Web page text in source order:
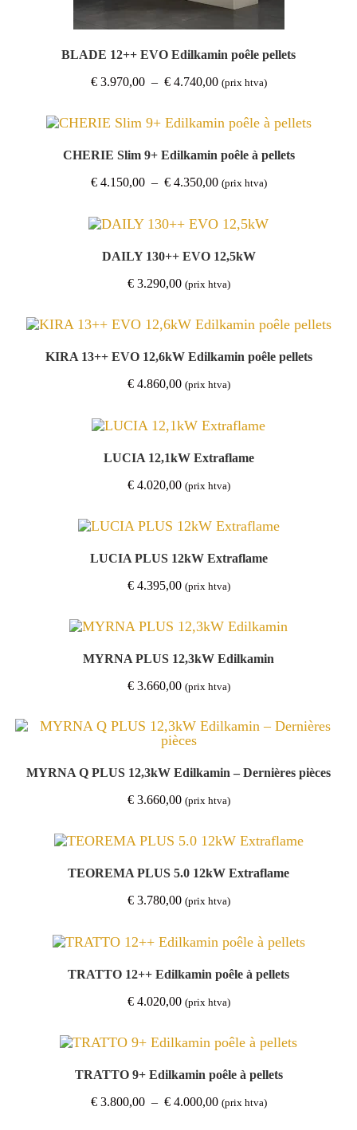
BLADE 12++ EVO Edilkamin poêle pellets
€3.970,00 – €4.740,00Plage
de
à
€ 4.740,00
(prix htva)
CHERIE Slim 9+ Edilkamin poêle à pellets
€4.150,00 – €4.350,00Plage
de
à
€ 4.350,00
(prix htva)
DAILY 130++ EVO 12,5kW
€3.290,00 (prix htva)
KIRA 13++ EVO 12,6kW Edilkamin poêle pellets
€4.860,00 (prix htva)
LUCIA 12,1kW Extraflame
€4.020,00 (prix htva)
LUCIA PLUS 12kW Extraflame
€4.395,00 (prix htva)
MYRNA PLUS 12,3kW Edilkamin
€3.660,00 (prix htva)
MYRNA Q PLUS 12,3kW Edilkamin – Dernières pièces
€3.660,00 (prix htva)
TEOREMA PLUS 5.0 12kW Extraflame
€3.780,00 (prix htva)
TRATTO 12++ Edilkamin poêle à pellets
€4.020,00 (prix htva)
TRATTO 9+ Edilkamin poêle à pellets
€3.800,00 – €4.000,00Plage
de
(prix htva)